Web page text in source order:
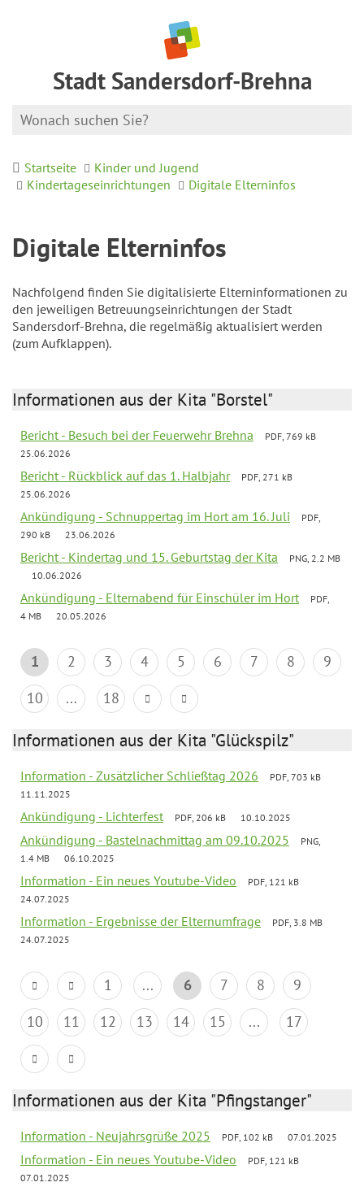
Stadt Sandersdorf-Brehna
Startseite
Kinder und Jugend
Kindertageseinrichtungen
Digitale Elterninfos
Digitale Elterninfos
Nachfolgend finden Sie digitalisierte Elterninformationen zu
den jeweiligen Betreuungseinrichtungen der Stadt
Sandersdorf-Brehna, die regelmäßig aktualisiert werden
(zum Aufklappen).
Informationen aus der Kita "Borstel"
Bericht - Besuch bei der Feuerwehr Brehna
PDF, 769 kB
25.06.2026
Bericht - Rückblick auf das 1. Halbjahr
PDF, 271 kB
25.06.2026
Ankündigung - Schnuppertag im Hort am 16. Juli
PDF,
290 kB
23.06.2026
Bericht - Kindertag und 15. Geburtstag der Kita
PNG, 2.2 MB
10.06.2026
Ankündigung - Elternabend für Einschüler im Hort
PDF,
4 MB
20.05.2026
1 2 3 4 5 6 7 8
9
10
... 18
Informationen aus der Kita "Glückspilz"
Information - Zusätzlicher Schließtag 2026
PDF, 703 kB
11.11.2025
Ankündigung - Lichterfest PDF, 206 kB 10.10.2025
Ankündigung - Bastelnachmittag am 09.10.2025
PNG,
1.4 MB
06.10.2025
Information - Ein neues Youtube-Video
PDF, 121 kB
24.07.2025
Information - Ergebnisse der Elternumfrage
PDF, 3.8 MB
24.07.2025
1 ... 6 7 8
9
10
11 12 13 14 15 ... 17
Informationen aus der Kita "Pfingstanger"
Information - Neujahrsgrüße 2025 PDF, 102 kB 07.01.2025
Information - Ein neues Youtube-Video
PDF, 121 kB
07.01.2025